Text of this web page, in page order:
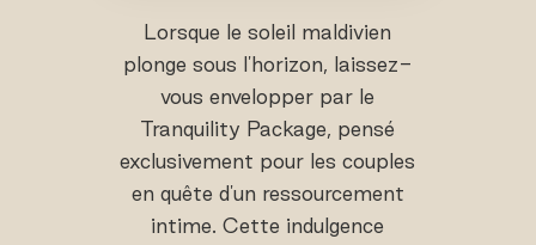
Lorsque le soleil maldivien
plonge sous l'horizon, laissez-
vous envelopper par le
Tranquility Package, pensé
exclusivement pour les couples
en quête d'un ressourcement
intime. Cette indulgence